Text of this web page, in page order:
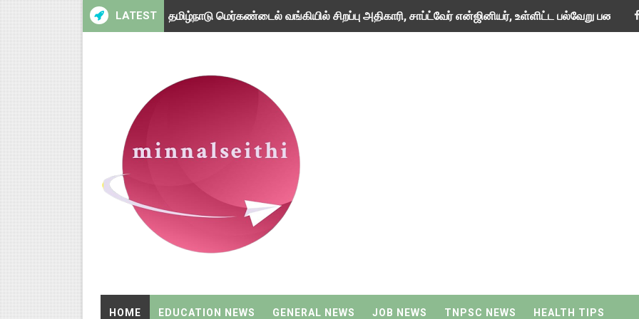
LATEST தமிழ்நாடு மெர்கண்டைல் வங்கியில் சிறப்பு அதிகாரி, சாப்ட்வேர் என்ஜினியர், உள்ளிட்ட பல்வேறு
பாரத் பெட்ரோலியம் நிறுவனத்தில் 154 பணியிடங்களுக்கு ரூ 26,500 முதல் ரூ 34,000 வரை
காரைக்குடி மத்திய மின் வேதியியல் ஆராய்ச்சி நிறுவனத்தில் 27 பணியிடங்களுக்கு அப்ரண்டிஸ் வேலை
முகத்திற்கு சன்ஸ்கிரீன் முக்கியமா அல்லது மாய்ஸ்சரைசர் முக்கியமா?
எய்ம்ஸ் மருத்துவமனையில் 2,218 பணியிடங்களுக்கு ரூ.44,900 முதல் ரூ.1,42,400 வரை வேலை
சைனிக் பள்ளியில் 4 பாடங்களுக்கு முதுகலை மற்றும் இளங்கலை பட்டதாரி ஆசிரியர்களுக்கான
சுவையான, மணமான சிக்கன் கிரேவி செய்வது எப்படி?
HOME EDUCATION NEWS GENERAL NEWS JOB NEWS TNPSC NEWS HEALTH TIPS